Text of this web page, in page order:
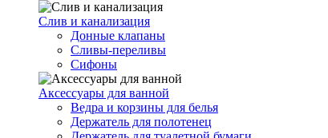
Слив и канализация
Донные клапаны
Сливы-переливы
Сифоны
Аксессуары для ванной
Ведра и корзины для белья
Держатель для полотенец